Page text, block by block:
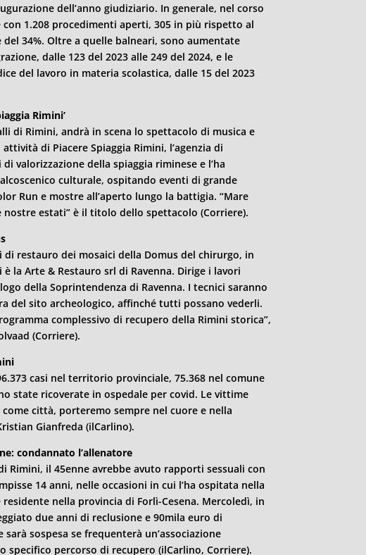
dell’anno giudiziario. In generale, nel corso
con 1.208 procedimenti aperti, 305 in più rispetto al
34%. Oltre a quelle balneari, sono aumentate
dalle 123 del 2023 alle 249 del 2024, e le
del lavoro in materia scolastica, dalle 15 del 2023
Rimini’
di Rimini, andrà in scena lo spettacolo di musica e
di Piacere Spiaggia Rimini, l’agenzia di
valorizzazione della spiaggia riminese e l’ha
culturale, ospitando eventi di grande
Run e mostre all’aperto lungo la battigia. “Mare
nostre estati” è il titolo dello spettacolo (Corriere).
restauro dei mosaici della Domus del chirurgo, in
è la Arte & Restauro srl di Ravenna. Dirige i lavori
della Soprintendenza di Ravenna. I tecnici saranno
del sito archeologico, affinché tutti possano vederli.
complessivo di recupero della Rimini storica”,
(Corriere).
casi nel territorio provinciale, 75.368 nel comune
state ricoverate in ospedale per covid. Le vittime
città, porteremo sempre nel cuore e nella
Gianfreda (ilCarlino).
condannato l’allenatore
Rimini, il 45enne avrebbe avuto rapporti sessuali con
14 anni, nelle occasioni in cui l’ha ospitata nella
nella provincia di Forlì-Cesena. Mercoledì, in
due anni di reclusione e 90mila euro di
sospesa se frequenterà un’associazione
specifico percorso di recupero (ilCarlino, Corriere).